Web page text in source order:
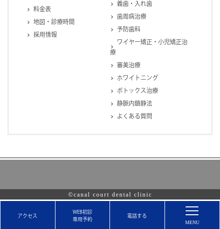
料金表
地図・診療時間
採用情報
義歯・入れ歯
歯周病治療
予防歯科
ワイヤー矯正・小児矯正治
療
審美治療
ホワイトニング
ボトックス治療
静脈内鎮静法
よくある質問
©canal court dental clinic
アクセス
WEB初診
専用予約